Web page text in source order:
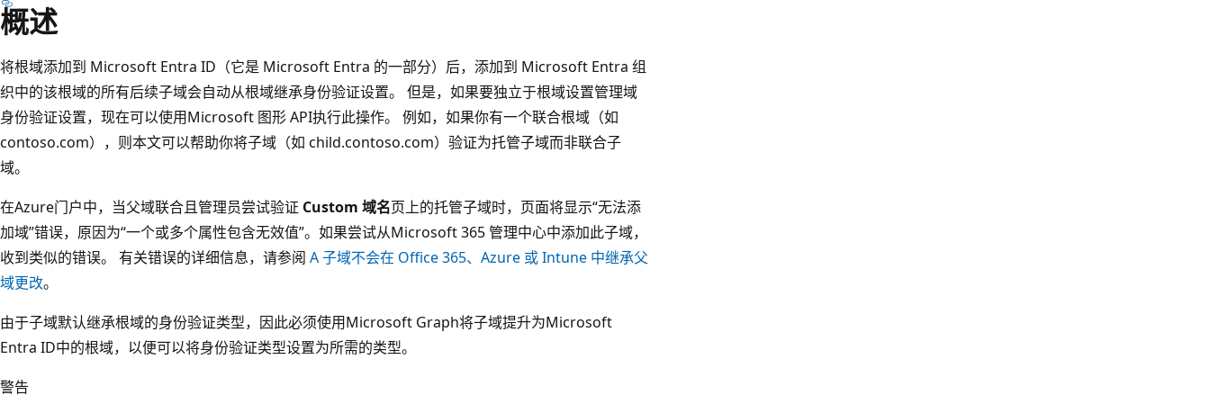
概述
将根域添加到 Microsoft Entra ID（它是 Microsoft Entra 的一部分）后，添加到 Microsoft Entra 组
织中的该根域的所有后续子域会自动从根域继承身份验证设置。 但是，如果要独立于根域设置管理域
身份验证设置，现在可以使用Microsoft 图形 API执行此操作。 例如，如果你有一个联合根域（如
contoso.com），则本文可以帮助你将子域（如 child.contoso.com）验证为托管子域而非联合子
域。
在Azure门户中，当父域联合且管理员尝试验证 Custom 域名页上的托管子域时，页面将显示“无法添
加域”错误，原因为“一个或多个属性包含无效值”。如果尝试从Microsoft 365 管理中心中添加此子域，
收到类似的错误。 有关错误的详细信息，请参阅 A 子域不会在 Office 365、Azure 或 Intune 中继承父
域更改。
由于子域默认继承根域的身份验证类型，因此必须使用Microsoft Graph将子域提升为Microsoft
Entra ID中的根域，以便可以将身份验证类型设置为所需的类型。
警告